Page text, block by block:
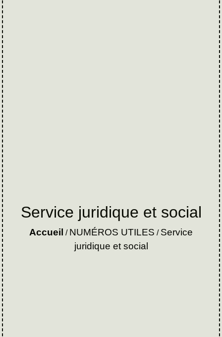
Service juridique et social
Accueil / NUMÉROS UTILES / Service
juridique et social